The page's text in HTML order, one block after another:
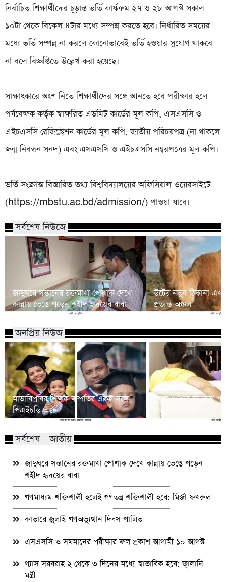
নির্বাচিত শিক্ষার্থীদের চূড়ান্ত ভর্তি কার্যক্রম ২৭ ও ২৮ আগস্ট সকাল
১০টা থেকে বিকেল ৪টার মধ্যে সম্পন্ন করতে হবে। নির্ধারিত সময়ের
মধ্যে ভর্তি সম্পন্ন না করলে কোনোভাবেই ভর্তি হওয়ার সুযোগ থাকবে
না বলে বিজ্ঞপ্তিতে উল্লেখ করা হয়েছে।
‎সাক্ষাৎকারে অংশ নিতে শিক্ষার্থীদের সঙ্গে আনতে হবে পরীক্ষার হলে
পর্যবেক্ষক কর্তৃক স্বাক্ষরিত এডমিট কার্ডের মূল কপি, এসএসসি ও
এইচএসসি রেজিস্ট্রেশন কার্ডের মূল কপি, জাতীয় পরিচয়পত্র (না থাকলে
জন্ম নিবন্ধন সনদ) এবং এসএসসি ও এইচএসসি নম্বরপত্রের মূল কপি।
‎ভর্তি সংক্রান্ত বিস্তারিত তথ্য বিশ্ববিদ্যালয়ের অফিসিয়াল ওয়েবসাইটে
(https://mbstu.ac.bd/admission/) পাওয়া যাবে।
সর্বশেষ নিউজে
জাদুঘরে সন্তানের রক্তমাখা পোশাক দেখে
কান্নায় ভেঙে পড়েন শহীদ হৃদয়ের বাবা
উটের নতুন ঠিকানা এখন
প্রত্যন্ত অঞ্চল
জনপ্রিয় নিউজ
মাভাবিপ্রবির শিক্ষক দম্পতির একই সঙ্গে
পিএইচডি অর্জন
কোন পেশার মানুষরা
জড়ান?
সর্বশেষ - জাতীয়
জাদুঘরে সন্তানের রক্তমাখা পোশাক দেখে কান্নায় ভেঙে পড়েন
শহীদ হৃদয়ের বাবা
গণমাধ্যম শক্তিশালী হলেই গণতন্ত্র শক্তিশালী হবে: মির্জা ফখরুল
কাতারে জুলাই গণঅভ্যুত্থান দিবস পালিত
এসএসসি ও সমমানের পরীক্ষার ফল প্রকাশ আগামী ১০ আগস্ট
গ্যাস সরবরাহ ২ থেকে ৩ দিনের মধ্যে স্বাভাবিক হবে: জ্বালানি
মন্ত্রী